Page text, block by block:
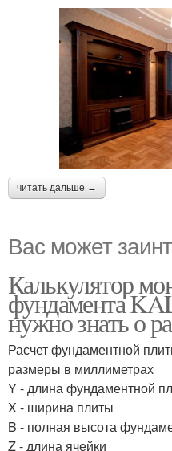
читать дальше →
Вас может
Калькулятор
фундамента
нужно знать о
Расчет фундаментной
размеры в миллиметрах
Y - длина фундаментной
X - ширина плиты
B - полная высота
Z - длина ячейки